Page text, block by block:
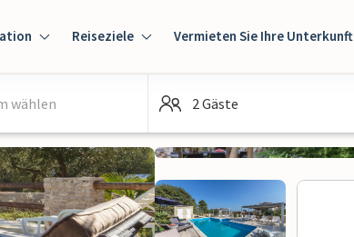
Reiseziele Vermieten Sie Ihre Unterkunft
wählen 2 Gäste